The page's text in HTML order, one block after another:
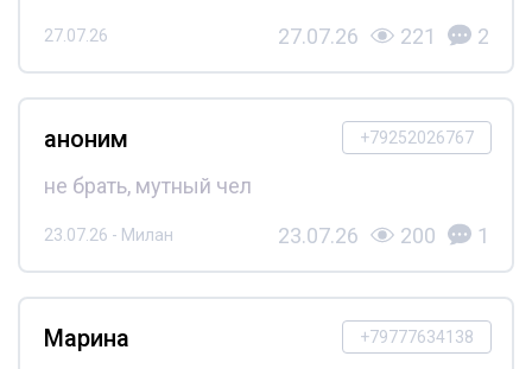
27.07.26 27.07.26 221 2
+79252026767
аноним
не брать, мутный чел
23.07.26 - Милан 23.07.26 200 1
+79777634138
Марина